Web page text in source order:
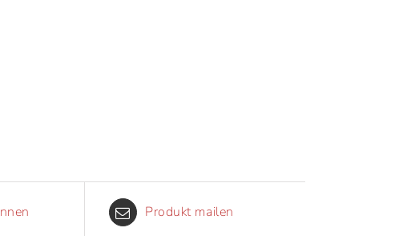
Produkt mailen